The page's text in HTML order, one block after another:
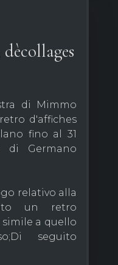
di Mimmo
d'affiches
fino al 31
di Germano
relativo alla
un retro
a quello
seguito